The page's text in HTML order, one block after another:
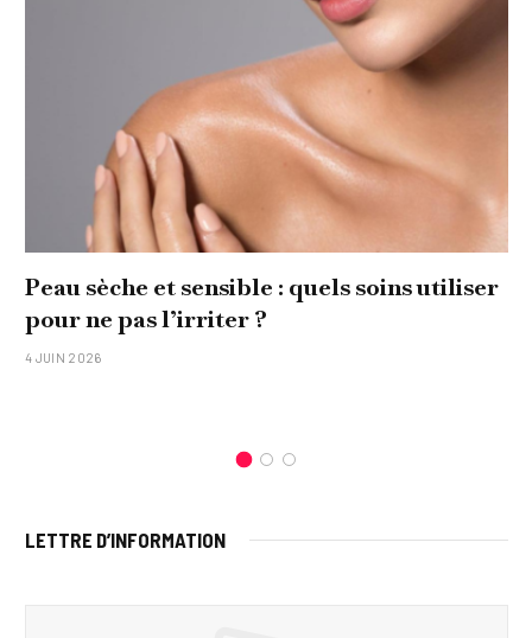
Comment réaliser un tableau
original pour sa famille ?
15 JANVIER 2026
LETTRE D’INFORMATION